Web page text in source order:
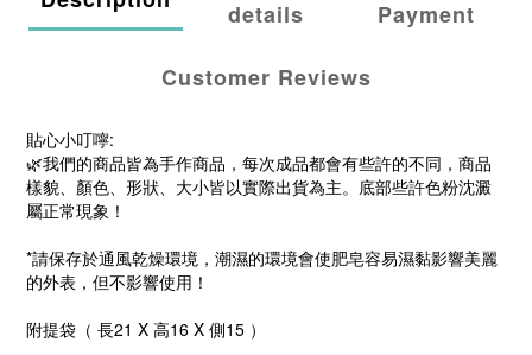
details
Payment
Customer Reviews
貼心小叮嚀:
🌿我們的商品皆為手作商品，每次成品都會有些許的不同，商品
樣貌、顏色、形狀、大小皆以實際出貨為主。底部些許色粉沈澱
屬正常現象！
*請保存於通風乾燥環境，潮濕的環境會使肥皂容易濕黏影響美麗
的外表，但不影響使用！
附提袋（ 長21 X 高16 X 側15 ）